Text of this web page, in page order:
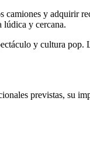
camiones y adquirir
lúdica y cercana.
y cultura
previstas, su